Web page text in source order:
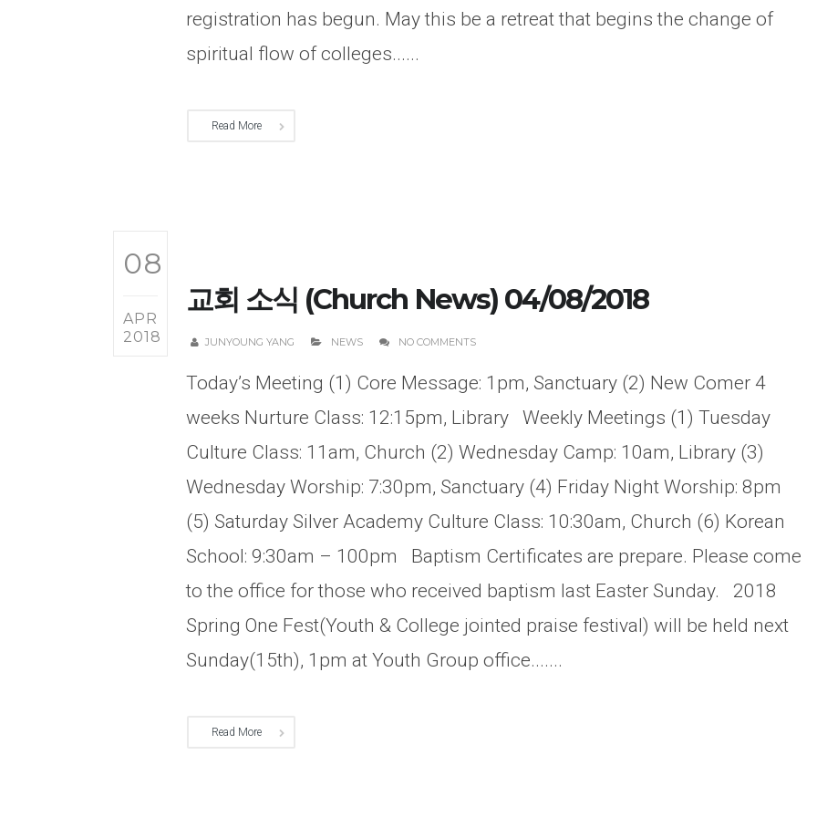
registration has begun. May this be a retreat that begins the change of
spiritual flow of colleges......
Read More
08
APR
2018
교회 소식 (Church News) 04/08/2018
JUNYOUNG YANG NEWS NO COMMENTS
Today’s Meeting (1) Core Message: 1pm, Sanctuary (2) New Comer 4
weeks Nurture Class: 12:15pm, Library Weekly Meetings (1) Tuesday
Culture Class: 11am, Church (2) Wednesday Camp: 10am, Library (3)
Wednesday Worship: 7:30pm, Sanctuary (4) Friday Night Worship: 8pm
(5) Saturday Silver Academy Culture Class: 10:30am, Church (6) Korean
School: 9:30am – 100pm Baptism Certificates are prepare. Please come
to the office for those who received baptism last Easter Sunday. 2018
Spring One Fest(Youth & College jointed praise festival) will be held next
Sunday(15th), 1pm at Youth Group office.......
Read More